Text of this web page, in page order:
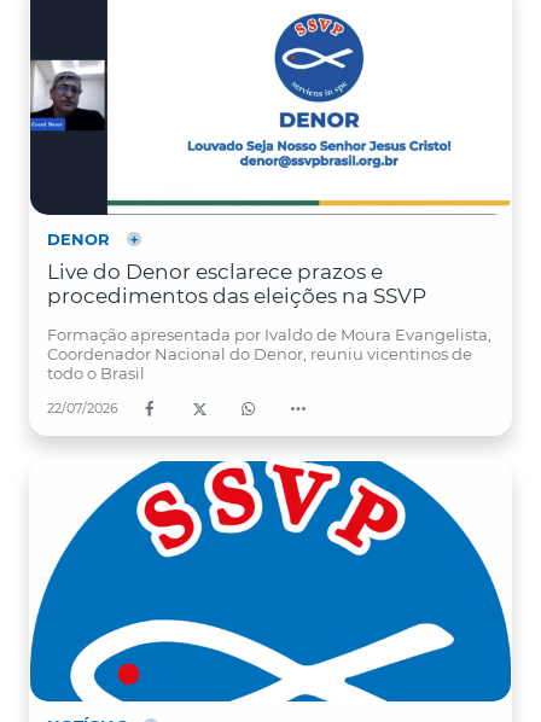
DENOR
Live do Denor esclarece prazos e
procedimentos das eleições na SSVP
Formação apresentada por Ivaldo de Moura Evangelista,
Coordenador Nacional do Denor, reuniu vicentinos de
todo o Brasil
22/07/2026